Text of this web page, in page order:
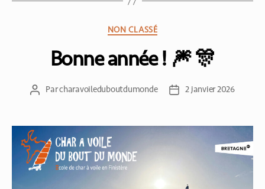
NON CLASSÉ
Bonne année ! 🎆 🎊
Parcharavoileduboutdumonde 2 janvier 2026